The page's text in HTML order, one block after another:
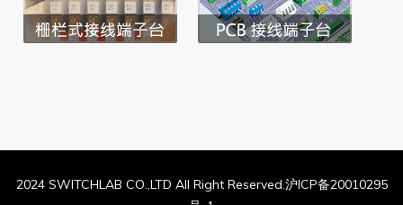
2024 SWITCHLAB CO.,LTD All Right Reserved.沪ICP备20010295